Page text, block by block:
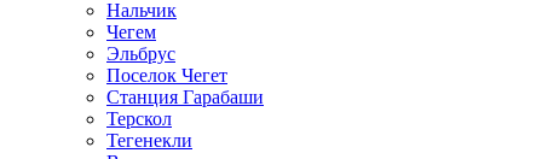
Нальчик
Чегем
Эльбрус
Поселок Чегет
Станция Гарабаши
Терскол
Тегенекли